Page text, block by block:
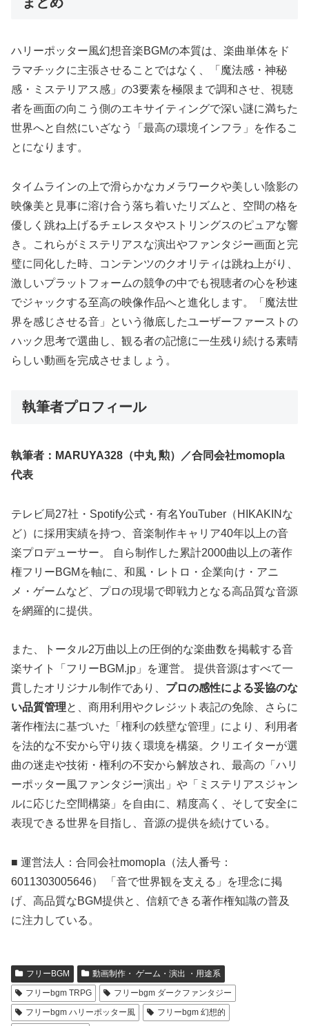
ハリーポッター風幻想音楽BGMの本質は、楽曲単体をド
ラマチックに主張させることではなく、「魔法感・神秘
感・ミステリアス感」の3要素を極限まで調和させ、視聴
者を画面の向こう側のエキサイティングで深い謎に満ちた
世界へと自然にいざなう「最高の環境インフラ」を作るこ
とになります。
タイムラインの上で滑らかなカメラワークや美しい陰影の
映像美と見事に溶け合う落ち着いたリズムと、空間の格を
優しく跳ね上げるチェレスタやストリングスのピュアな響
き。これらがミステリアスな演出やファンタジー画面と完
璧に同化した時、コンテンツのクオリティは跳ね上がり、
激しいプラットフォームの競争の中でも視聴者の心を秒速
でジャックする至高の映像作品へと進化します。「魔法世
界を感じさせる音」という徹底したユーザーファーストの
ハック思考で選曲し、観る者の記憶に一生残り続ける素晴
らしい動画を完成させましょう。
執筆者プロフィール
執筆者：MARUYA328（中丸 勲）／合同会社momopla
代表
テレビ局27社・Spotify公式・有名YouTuber（HIKAKINな
ど）に採用実績を持つ、音楽制作キャリア40年以上の音
楽プロデューサー。 自ら制作した累計2000曲以上の著作
権フリーBGMを軸に、和風・レトロ・企業向け・アニ
メ・ゲームなど、プロの現場で即戦力となる高品質な音源
を網羅的に提供。
また、トータル2万曲以上の圧倒的な楽曲数を掲載する音
楽サイト「フリーBGM.jp」を運営。 提供音源はすべて一
貫したオリジナル制作であり、 プロの感性による妥協のな
い品質管理と、商用利用やクレジット表記の免除、さらに
著作権法に基づいた「権利の鉄壁な管理」により、利用者
を法的な不安から守り抜く環境を構築。クリエイターが選
曲の迷走や技術・権利の不安から解放され、最高の「ハリ
ーポッター風ファンタジー演出」や「ミステリアスジャン
ルに応じた空間構築」を自由に、精度高く、そして安全に
表現できる世界を目指し、音源の提供を続けている。
■ 運営法人：合同会社momopla（法人番号：
6011303005646） 「音で世界観を支える」を理念に掲
げ、高品質なBGM提供と、信頼できる著作権知識の普及
に注力している。
フリーBGM
動画制作・ ゲーム・演出 ・用途系
フリーbgm TRPG
フリーbgm ダークファンタジー
フリーbgm ハリーポッター風
フリーbgm 幻想的